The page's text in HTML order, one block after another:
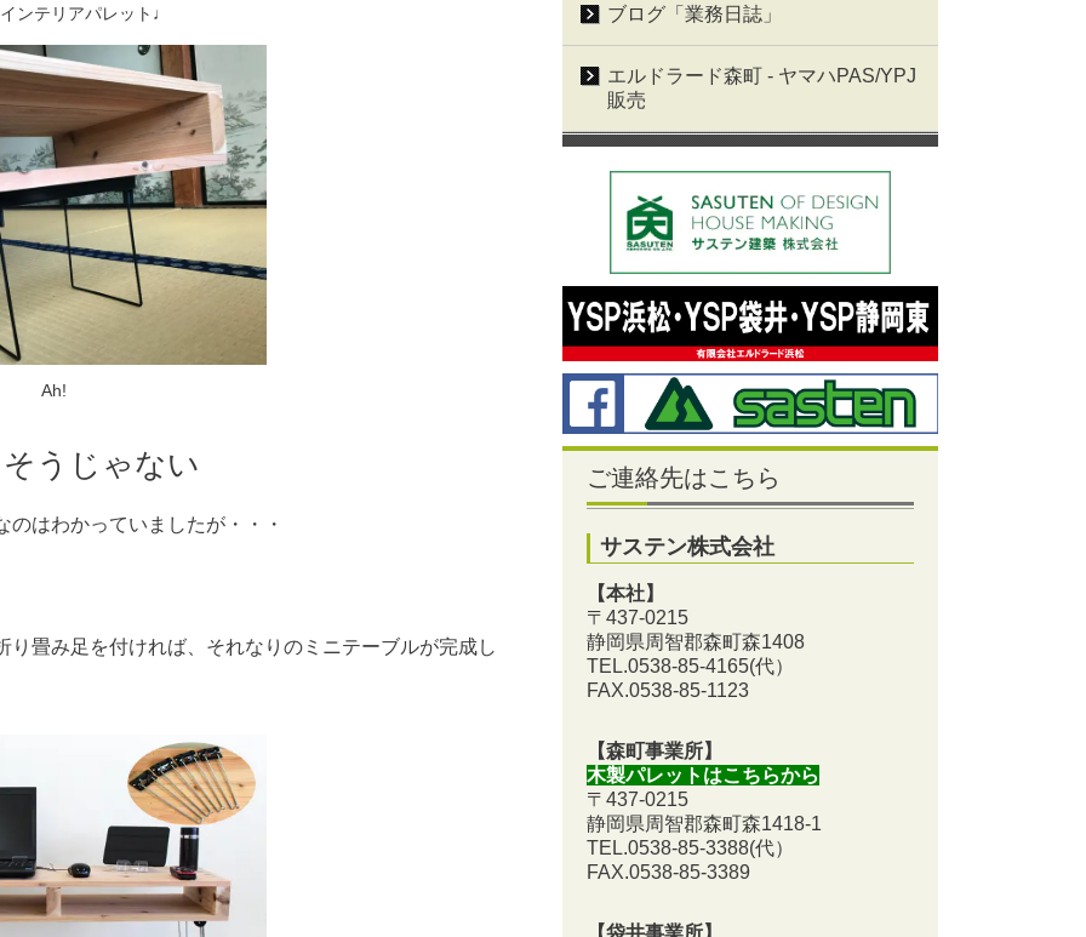
ンテリアパレット♩
Ah!
うじゃない
のはわかっていましたが・・・
り畳み足を付ければ、それなりのミニテーブルが完成し
ブログ「業務日誌」
エルドラード森町 - ヤマハPAS/YPJ
販売
ご連絡先はこちら
サステン株式会社
【本社】
〒437-0215
静岡県周智郡森町森1408
TEL.0538-85-4165(代）
FAX.0538-85-1123
【森町事業所】
木製パレットはこちらから
〒437-0215
静岡県周智郡森町森1418-1
TEL.0538-85-3388(代）
FAX.0538-85-3389
【袋井事業所】